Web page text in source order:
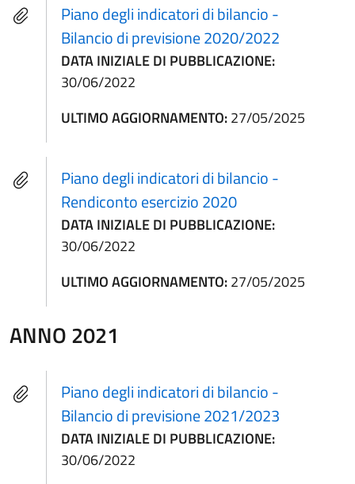
Piano degli indicatori di bilancio -
Bilancio di previsione 2020/2022
DATA INIZIALE DI PUBBLICAZIONE:
30/06/2022
ULTIMO AGGIORNAMENTO:27/05/2025
Piano degli indicatori di bilancio -
Rendiconto esercizio 2020
DATA INIZIALE DI PUBBLICAZIONE:
30/06/2022
ULTIMO AGGIORNAMENTO:27/05/2025
ANNO 2021
Piano degli indicatori di bilancio -
Bilancio di previsione 2021/2023
DATA INIZIALE DI PUBBLICAZIONE:
30/06/2022